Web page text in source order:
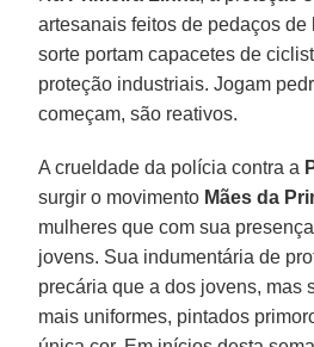
artesanais feitos de pedaços de
sorte portam capacetes de
proteção industriais. Jogam
começam, são reativos.
A crueldade da polícia contra a
surgir o movimento Mães da
mulheres que com sua
jovens. Sua indumentária de
precária que a dos jovens, mas
mais uniformes, pintados